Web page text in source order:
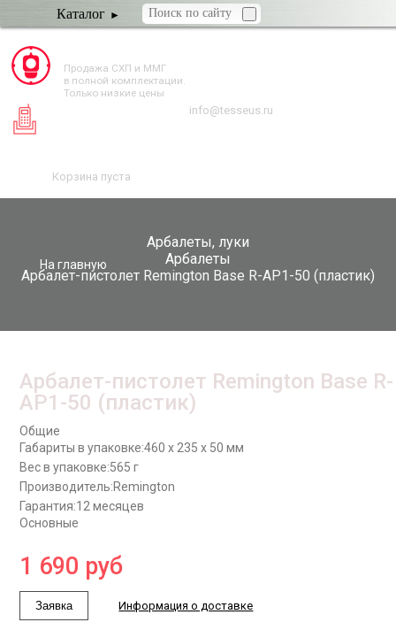
Каталог
Продажа СХП и ММГ
в полной комплектации.
Только низкие цены
info@tesseus.ru
Корзина пуста
Арбалеты, луки
Арбалеты
Арбалет-пистолет Remington Base R-AP1-50 (пластик)
На главную
Арбалет-пистолет Remington Base R-
AP1-50 (пластик)
Общие
Габариты в упаковке:460 x 235 x 50 мм
Вес в упаковке:565 г
Производитель:Remington
Гарантия:12 месяцев
Основные
1 690 руб
Заявка Информация о доставке